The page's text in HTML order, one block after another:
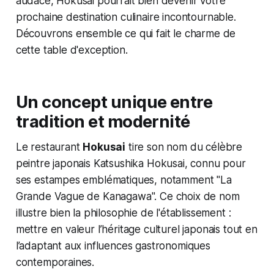
prochaine destination culinaire incontournable.
Découvrons ensemble ce qui fait le charme de
cette table d'exception.
Un concept unique entre
tradition et modernité
Le restaurant Hokusai tire son nom du célèbre
peintre japonais Katsushika Hokusai, connu pour
ses estampes emblématiques, notamment "La
Grande Vague de Kanagawa". Ce choix de nom
illustre bien la philosophie de l'établissement :
mettre en valeur l’héritage culturel japonais tout en
l’adaptant aux influences gastronomiques
contemporaines.